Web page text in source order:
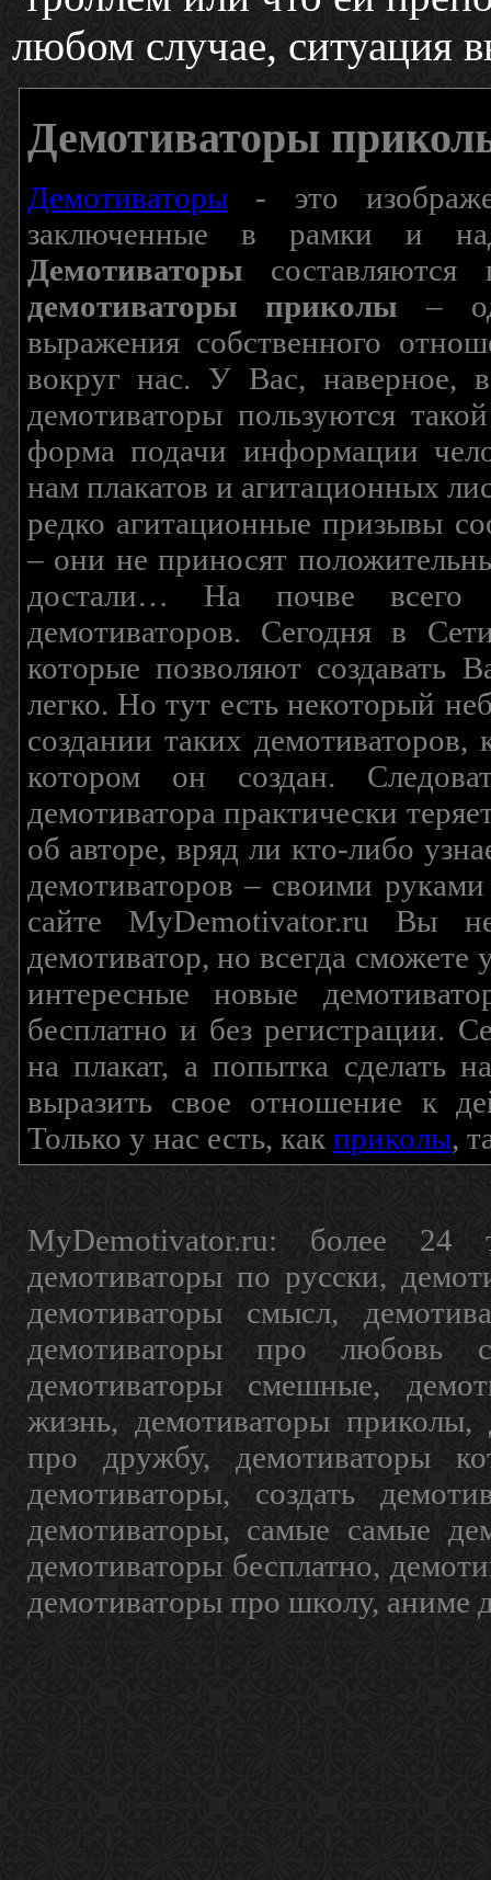
любом случае, ситуация
Демотиваторы
Демотиваторы- это
заключенные в рамки и
Демотиваторы составляются
демотиваторы приколы –
выражения собственного
вокруг нас. У Вас, наверное,
демотиваторы пользуются
форма подачи информации
нам плакатов и агитационных
редко агитационные призывы
– они не приносят
достали… На почве всего
демотиваторов. Сегодня в
которые позволяют создавать
легко. Но тут есть некоторый
создании таких
котором он создан.
демотиватора практически
об авторе, вряд ли кто-либо
демотиваторов – своими
сайте MyDemotivator.ru Вы
демотиватор, но всегда сможете
интересные новые
бесплатно и без регистрации.
на плакат, а попытка
выразить свое отношение к
Только у нас есть, как приколы,
MyDemotivator.ru: более 24
демотиваторы по русски,
демотиваторы смысл,
демотиваторы про любовь
демотиваторы смешные,
жизнь, демотиваторы приколы,
про дружбу, демотиваторы
демотиваторы, создать
демотиваторы, самые самые
демотиваторы бесплатно,
демотиваторы про школу, аниме